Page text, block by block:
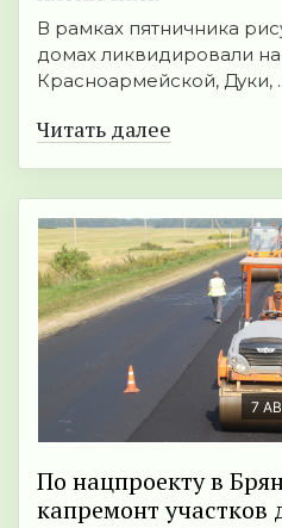
В рамках пятничника
домах ликвидировали на
Красноармейской, Дуки,
Читать далее
7
По нацпроекту в
капремонт участков